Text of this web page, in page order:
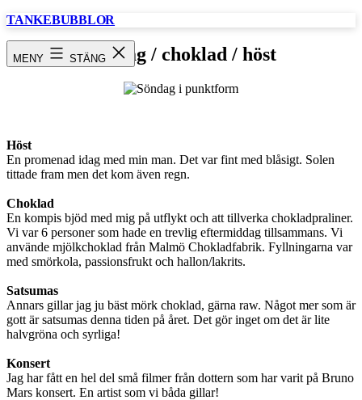
Hoppa
TANKEBUBBLOR
MENY STÄNG
Söndag / choklad / höst
Höst
En promenad idag med min man. Det var fint med blåsigt. Solen
tittade fram men det kom även regn.
Choklad
En kompis bjöd med mig på utflykt och att tillverka chokladpraliner.
Vi var 6 personer som hade en trevlig eftermiddag tillsammans. Vi
använde mjölkchoklad från Malmö Chokladfabrik. Fyllningarna var
med smörkola, passionsfrukt och hallon/lakrits.
Satsumas
Annars gillar jag ju bäst mörk choklad, gärna raw. Något mer som är
gott är satsumas denna tiden på året. Det gör inget om det är lite
halvgröna och syrliga!
Konsert
Jag har fått en hel del små filmer från dottern som har varit på Bruno
Mars konsert. En artist som vi båda gillar!